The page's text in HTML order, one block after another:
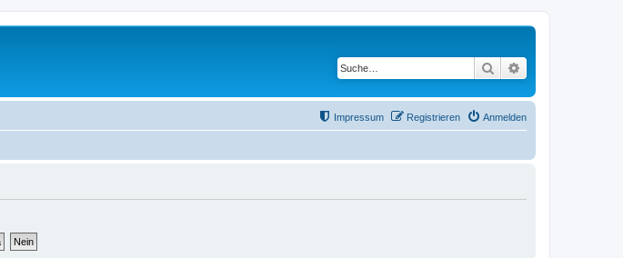
Suche
Anmelden
Registrieren
Impressum